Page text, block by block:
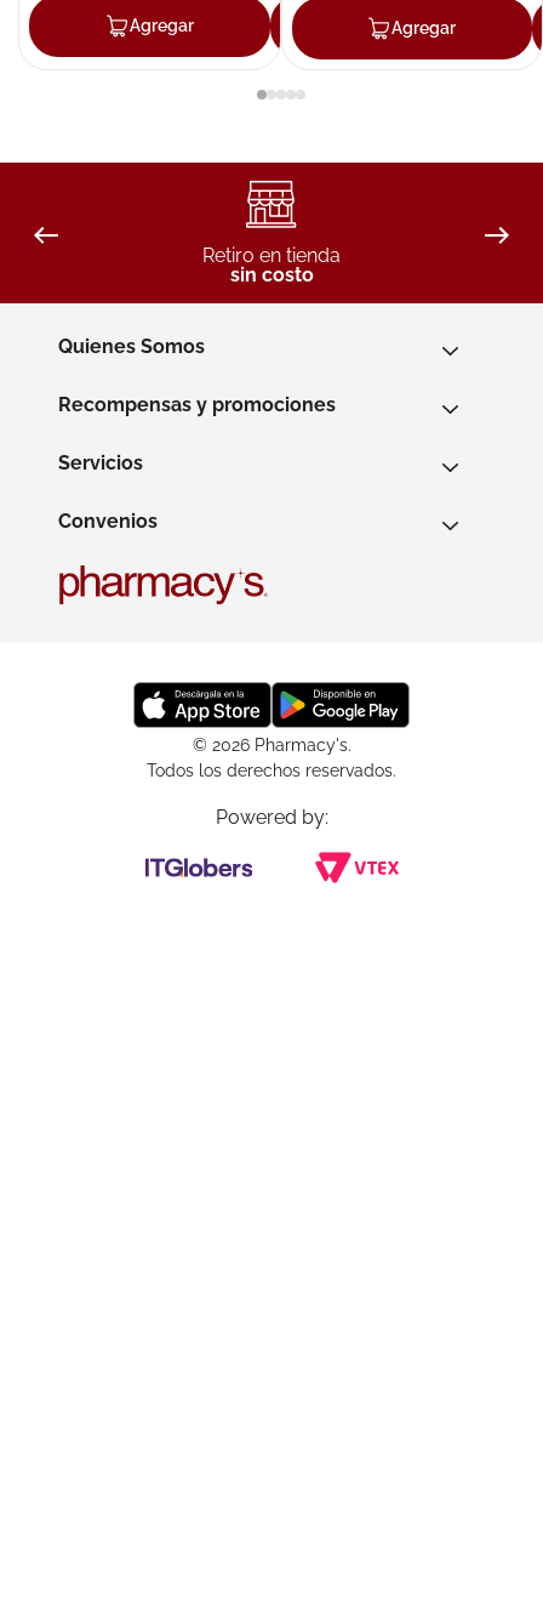
Agregar Agregar
Agregar
Retiro en tienda
sin costo
Quienes Somos
Recompensas y promociones
Servicios
Convenios
© 2026 Pharmacy's.
Todos los derechos reservados.
Powered by: